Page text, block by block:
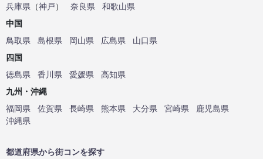
兵庫県 （神戸） 奈良県
和歌山県
中国
鳥取県
島根県 岡山県 広島県
山口県
四国
徳島県
香川県 愛媛県
高知県
九州・沖縄
福岡県
佐賀県 長崎県 熊本県 大分県 宮崎県
鹿児島県
沖縄県
都道府県から街コンを探す